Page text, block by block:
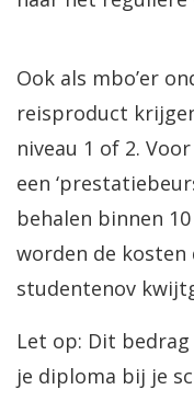
Ook als mbo’er
reisproduct
niveau 1 of 2.
een
behalen binnen
worden de
studentenov
Let op: Dit
je diploma bij je